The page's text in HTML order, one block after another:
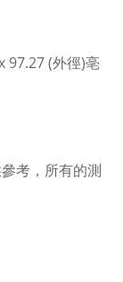
97.27 (外徑)亳
考，所有的測